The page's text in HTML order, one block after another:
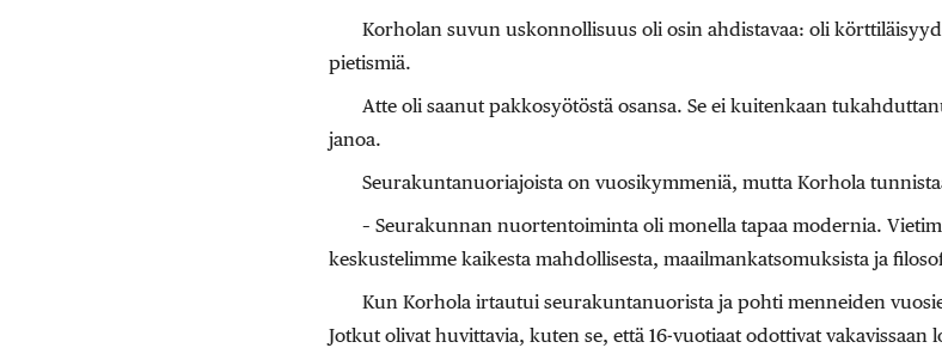
Korholan suvun uskonnollisuus oli osin ahdistavaa: oli
pietismiä.
Atte oli saanut pakkosyötöstä osansa. Se ei kuitenkaan
janoa.
Seurakuntanuoriajoista on vuosikymmeniä, mutta Korhola
– Seurakunnan nuortentoiminta oli monella tapaa modernia.
keskustelimme kaikesta mahdollisesta, maailmankatsomuksista ja
Kun Korhola irtautui seurakuntanuorista ja pohti menneiden
Jotkut olivat huvittavia, kuten se, että 16-vuotiaat odottivat